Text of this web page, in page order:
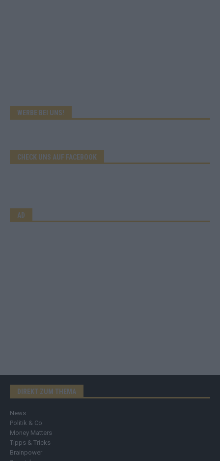
WERBE BEI UNS!
CHECK UNS AUF FACEBOOK
AD
DIREKT ZUM THEMA
News
Politik & Co
Money Matters
Tipps & Tricks
Brainpower